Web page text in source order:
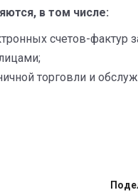
в том числе:
счетов-фактур
торговли и